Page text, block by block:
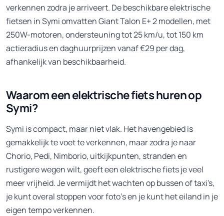
verkennen zodra je arriveert. De beschikbare elektrische
fietsen in Symi omvatten Giant Talon E+ 2 modellen, met
250W-motoren, ondersteuning tot 25 km/u, tot 150 km
actieradius en daghuurprijzen vanaf €29 per dag,
afhankelijk van beschikbaarheid.
Waarom een elektrische fiets huren op
Symi?
Symi is compact, maar niet vlak. Het havengebied is
gemakkelijk te voet te verkennen, maar zodra je naar
Chorio, Pedi, Nimborio, uitkijkpunten, stranden en
rustigere wegen wilt, geeft een elektrische fiets je veel
meer vrijheid. Je vermijdt het wachten op bussen of taxi's,
je kunt overal stoppen voor foto's en je kunt het eiland in je
eigen tempo verkennen.